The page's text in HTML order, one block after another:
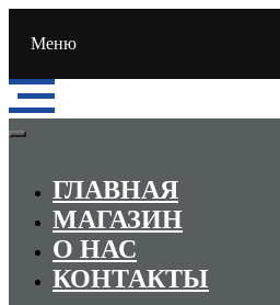
Меню
ГЛАВНАЯ
МАГАЗИН
О НАС
КОНТАКТЫ